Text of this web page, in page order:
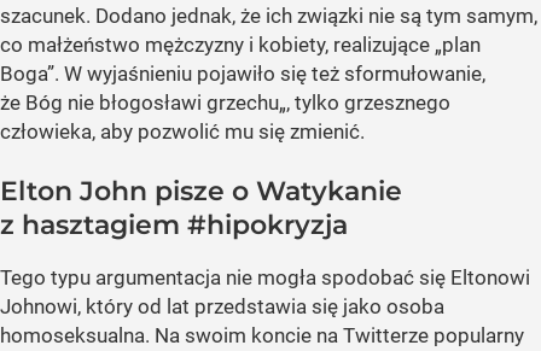
szacunek. Dodano jednak, że ich związki nie są tym samym,
co małżeństwo mężczyzny i kobiety, realizujące „plan
Boga”. W wyjaśnieniu pojawiło się też sformułowanie,
że Bóg nie błogosławi grzechu„, tylko grzesznego
człowieka, aby pozwolić mu się zmienić.
Elton John pisze o Watykanie
z hasztagiem #hipokryzja
Tego typu argumentacja nie mogła spodobać się Eltonowi
Johnowi, który od lat przedstawia się jako osoba
homoseksualna. Na swoim koncie na Twitterze popularny